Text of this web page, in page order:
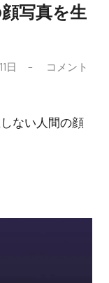
写真を生
日
コメント
ない人間の顔